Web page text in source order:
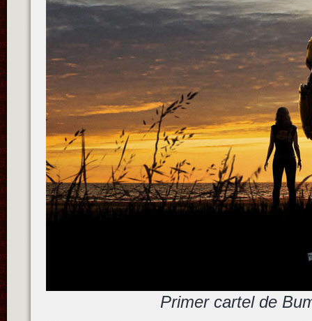
Primer cartel de